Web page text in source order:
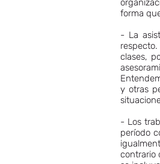
forma
- La
clases,
y otras
- Los
período
contrario